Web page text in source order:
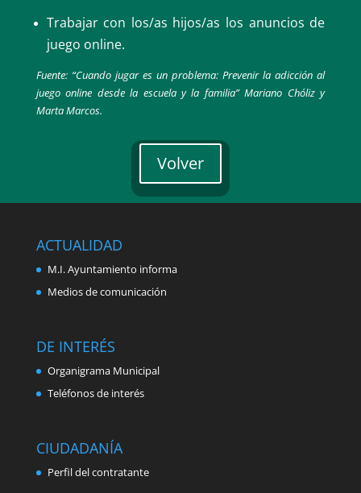
Trabajar con los/as hijos/as los anuncios de
juego online.
Fuente: “Cuando jugar es un problema: Prevenir la adicción al
juego online desde la escuela y la familia” Mariano Chóliz y
Marta Marcos.
Volver
ACTUALIDAD
M.I. Ayuntamiento informa
Medios de comunicación
DE INTERÉS
Organigrama Municipal
Teléfonos de interés
CIUDADANÍA
Perfil del contratante